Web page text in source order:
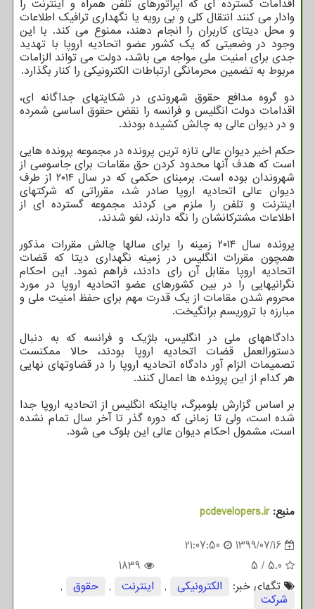
اقدامات گسترده ای که اپراتورهای تلفن همراه و اینترنت را
وادار می کنند انتقال کلی و بی رویه یا نگهداری ترافیک اطلاعات
و محل دیتای کاربران را انجام دهند، ممنوع می کند. با این
وجود در وضعیتی که یک کشور عضو اتحادیه اروپا با تهدید
جدی برای امنیت ملی مواجه می باشد، دولت می تواند الزامات
مربوط به تضمین محرمانگی ارتباطات الکترونیکی را کنار بگذارد.
دو گروه مدافع حقوق شهروندی در شکایتهای جداگانه ای،
اقدامات دولت انگلیس و فرانسه را نقض حقوق اساسی شمرده
و در دیوان عالی به چالش کشیده بودند.
حکم اخیر دیوان عالی تازه ترین پرونده در مجموعه پرونده هایی
است که هدف آنها محدود کردن حق مقامات برای جاسوسی از
شهروندان بوده است. برمبنای حکمی که در سال ۲۰۱۴ از طرف
دیوان عالی اتحادیه اروپا صادر شد، مقرراتی که شرکتهای
اینترنت و تلفن را ملزم می کردند مجموعه گسترده ای از
اطلاعات مشترکانشان را نگه دارند، لغو شدند.
پرونده سال ۲۰۱۴ زمینه را برای سالها چالش مقررات مذکور
همچون مقررات انگلیس در زمینه نگهداری دیتا که قضات
اتحادیه اروپا مقابل آن رای دادند، فراهم نمود. این احکام
نگرانیهایی را در بین کشورهای عضو اتحادیه اروپا در مورد
محروم شدن مقامات از یک قدرت مهم برای حفظ امنیت ملی و
مبارزه با تروریسم برانگیخت.
دادگاههای ملی در انگلیس، بلژیک و فرانسه که به دنبال
دستورالعمل قضات اتحادیه اروپا بودند، حالا ممکنست
تصمیمات الزام آور دادگاه اتحادیه اروپا را در قضاوتهای نهایی
هر کدام از این پرونده ها اعمال کنند.
بر اساس گزارش بلومبرگ، بااینکه انگلیس از اتحادیه اروپا جدا
شده است، ولی تا زمانی که دوره گذر تا آخر سال تمام نشده
است، مشمول احکام دیوان عالی این بلوک می شود.
منبع:pcdevelopers.ir
1399/07/16
21:07:50
5.0
/
5
1839
تگهای خبر:
الكترونیكی , اینترنت , حقوق ,
شركت